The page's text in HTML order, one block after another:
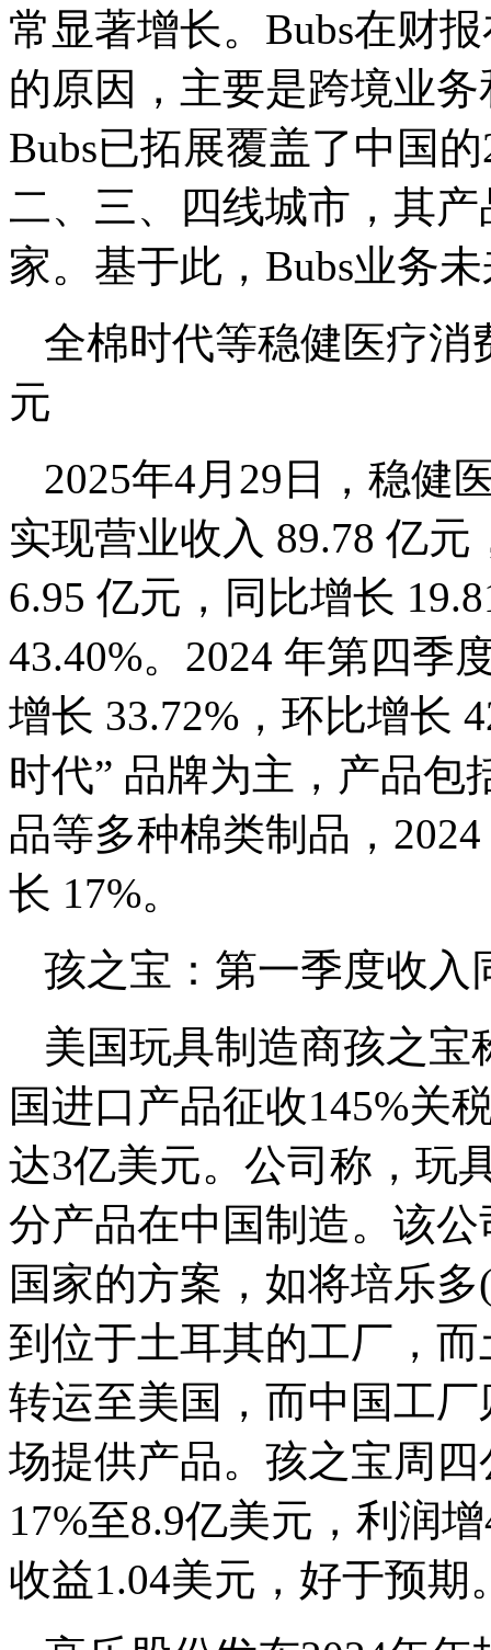
常显著增长。Bubs在财
的原因，主要是跨境业
Bubs已拓展覆盖了中国
二、三、四线城市，其
家。基于此，Bubs业务
全棉时代等稳健医疗消
元
2025年4月29日，稳健
实现营业收入 89.78 亿
6.95 亿元，同比增长
43.40%。2024 年第四季
增长 33.72%，环比增长
时代” 品牌为主，产品包
品等多种棉类制品，
长 17%。
孩之宝：第一季度收入
美国玩具制造商孩之
国进口产品征收145%关
达3亿美元。公司称，玩
分产品在中国制造。该
国家的方案，如将培乐
到位于土耳其的工厂，
转运至美国，而中国工
场提供产品。孩之宝周
17%至8.9亿美元，利润
收益1.04美元，好于预期